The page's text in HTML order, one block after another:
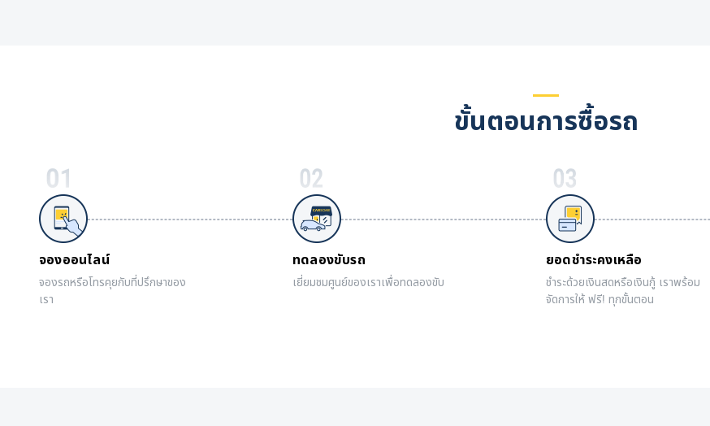
ขั้นตอนการซื้อรถ
จองออนไลน์
จองรถหรือโทรคุยกับที่ปรึกษาของ
เรา
ทดลองขับรถ
เยี่ยมชมศูนย์ของเราเพื่อทดลองขับ
ยอดชำระคงเหลือ
ชำระด้วยเงินสดหรือเงินกู้ เราพร้อม
จัดการให้ ฟรี! ทุกขั้นตอน